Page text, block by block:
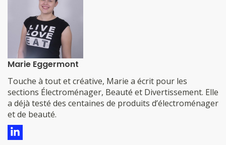
Marie Eggermont
​​​​​​​​Touche à tout et créative, Marie a écrit pour les
sections Électroménager, Beauté et Divertissement. Elle
a déjà testé des centaines de produits d’électroménager
et de beauté.